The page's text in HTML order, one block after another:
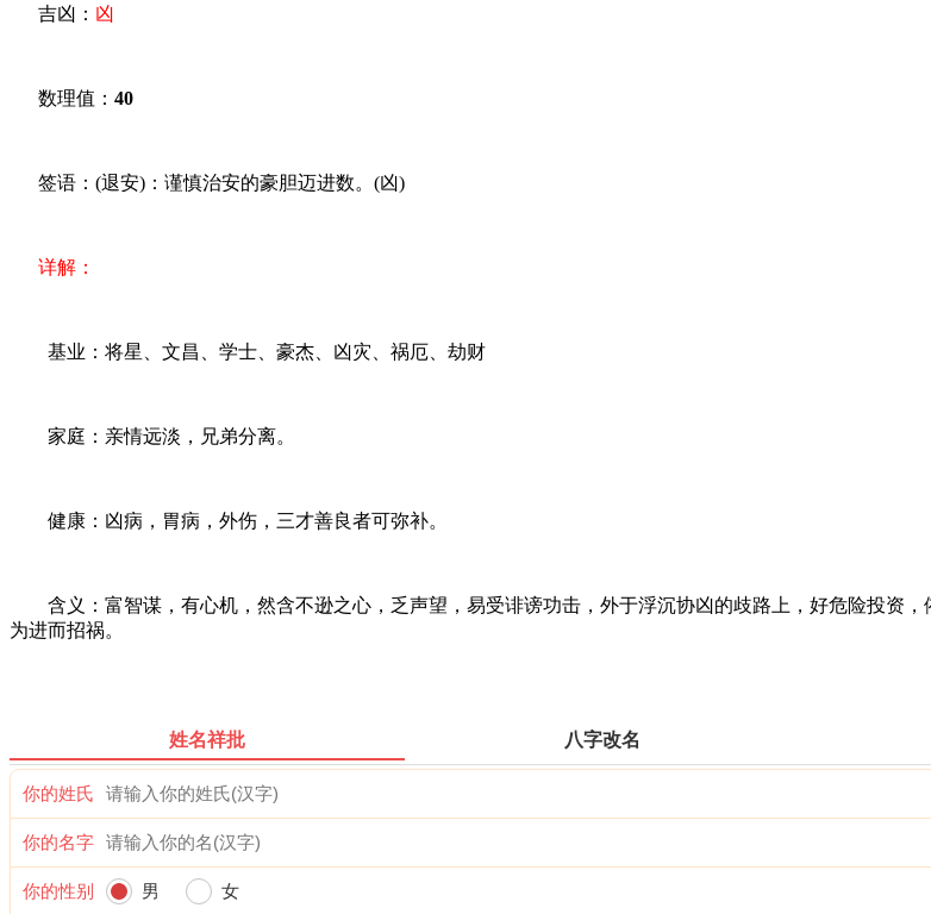
吉凶： 凶
数理值： 40
签语：(退安)：谨慎治安的豪胆迈进数。(凶)
详解：
基业：将星、文昌、学士、豪杰、凶灾、祸厄、劫财
家庭：亲情远淡，兄弟分离。
健康：凶病，胃病，外伤，三才善良者可弥补。
含义：富智谋，有心机，然含不逊之心，乏声望，易受诽谤功击，外于浮沉协凶的歧路上，好危险投资，
为进而招祸。
姓名祥批 八字改名
你的姓氏
你的名字
你的性别 男 女